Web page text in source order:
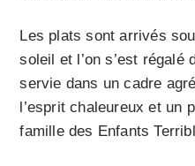
Les plats sont arrivés
soleil et l’on s’est régalé
servie dans un cadre
l’esprit chaleureux et un
famille des Enfants